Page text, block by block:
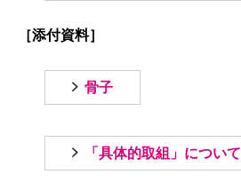
［添付資料］
骨子
「具体的取組」について